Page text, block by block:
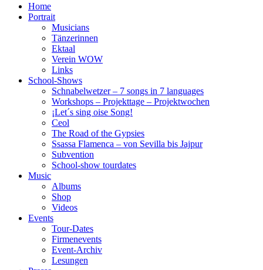
Home
Portrait
Musicians
Tänzerinnen
Ektaal
Verein WOW
Links
School-Shows
Schnabelwetzer – 7 songs in 7 languages
Workshops – Projekttage – Projektwochen
¡Let´s sing oise Song!
Ceol
The Road of the Gypsies
Ssassa Flamenca – von Sevilla bis Jajpur
Subvention
School-show tourdates
Music
Albums
Shop
Videos
Events
Tour-Dates
Firmenevents
Event-Archiv
Lesungen